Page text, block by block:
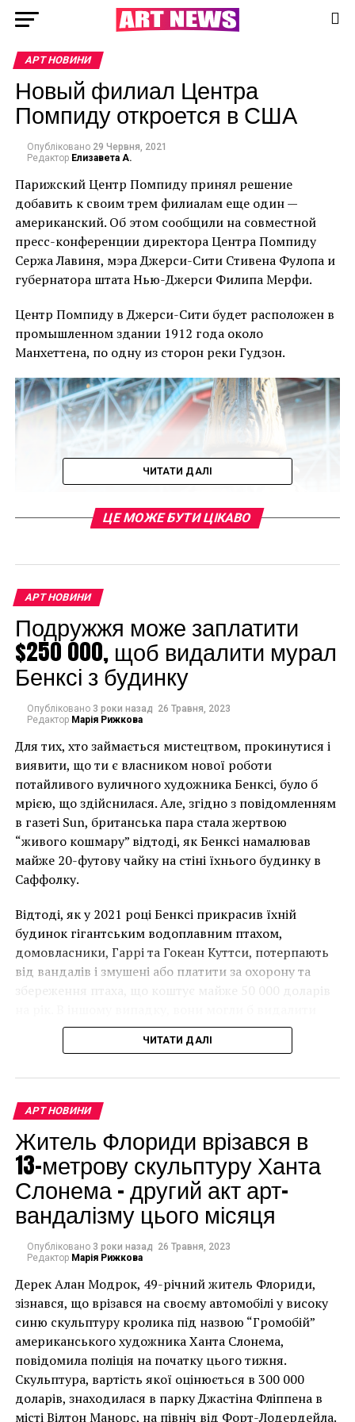
АРТ НОВИНИ
Новый филиал Центра
Помпиду откроется в США
Опубліковано 29 Червня, 2021
Редактор Елизавета А.
Парижский Центр Помпиду принял решение
добавить к своим трем филиалам еще один —
американский. Об этом сообщили на совместной
пресс-конференции директора Центра Помпиду
Сержа Лавиня, мэра Джерси-Сити Стивена Фулопа и
губернатора штата Нью-Джерси Филипа Мерфи.
Центр Помпиду в Джерси-Сити будет расположен в
промышленном здании 1912 года около
Манхеттена, по одну из сторон реки Гудзон.
В 2018 году власти города выкупили этот дом за $9
млн с целью превратить его в культурный центр.
Роль стратегического партнера и одного из
спонсоров взял на себя Центр Помпиду.
В музее проходят постоянные экспозиции деятелей
искусства ХХ века — Кандинского, Модильяни,
Магритт.
Часть площадей центра задействована под
временные выставки. Привозят в центр Помпиду и
мастеров вроде Болтански, Кирико, Кляйна, а также
достаточно молодых с точки зрения истории
творцов, наших современников. Все новое и
передовое, появляющееся в сфере
через эти залы.
Здание из четырех этажей реконструируют в
большей части за счёт города (проект оценивается в
$10–30 млн). Кроме этого, мэрия Джерси-Сити
будет выплачивать ежегодный взнос Центру
Помпиду за право использования их бренда,
свою очередь, помпидовцы обещают привозить в
обширной коллекции, насчитывающей 120 тысяч
экспонатов.
Открытие филиала в Джерси-Сити намечено на
начало 2024 года. Примерно в это же время
основное здание Центра искусства и культуры
Жоржа Помпиду в Париже должно закрыться на
ЧИТАТИ ДАЛІ
ЦЕ МОЖЕ БУТИ ЦІКАВО
АРТ НОВИНИ
Подружжя може заплатити
$250 000, щоб видалити мурал
Бенксі з будинку
Опубліковано 3 роки назад 26 Травня, 2023
Редактор Марія Рижкова
Для тих, хто займається мистецтвом, прокинутися і
виявити, що ти є власником нової роботи
потайливого вуличного художника Бенксі, було б
мрією, що здійснилася. Але, згідно з повідомленням
в газеті Sun, британська пара стала жертвою
“живого кошмару” відтоді, як Бенксі намалював
майже 20-футову чайку на стіні їхнього будинку в
Саффолку.
Відтоді, як у 2021 році Бенксі прикрасив їхній
будинок гігантським водоплавним птахом,
домовласники, Гаррі та Гокеан Куттси, потерпають
від вандалів і змушені або платити за охорону та
збереження птаха, що коштує майже 50 000 доларів
мурал, що може коштувати до чверті мільйона
доларів.
Чоловік позує під макетом чайки, яка ось-ось
накинеться на упаковку чіпсів – сюжет графіті, що
має ознаки вуличного художника Бенксі, на стіні в
Лоустофті на східному узбережжі Англії 8 серпня 2021
року. (Фото Джастіна Талліса / AFP)
В інтерв’ю “Таймс” пан Куттс сказав:
ЧИТАТИ ДАЛІ
АРТ НОВИНИ
Житель Флориди врізався в
13-метрову скульптуру Ханта
Слонема – другий акт арт-
вандалізму цього місяця
Опубліковано 3 роки назад 26 Травня, 2023
Редактор Марія Рижкова
Дерек Алан Модрок, 49-річний житель Флориди,
зізнався, що врізався на своєму автомобілі у високу
синю скульптуру кролика під назвою “Громобій”
американського художника Ханта Слонема,
повідомила поліція на початку цього тижня.
Скульптура, вартість якої оцінюється в 300 000
доларів, знаходилася в парку Джастіна Фліппена в
місті Вілтон Манорс, на північ від Форт-Лодердейла.